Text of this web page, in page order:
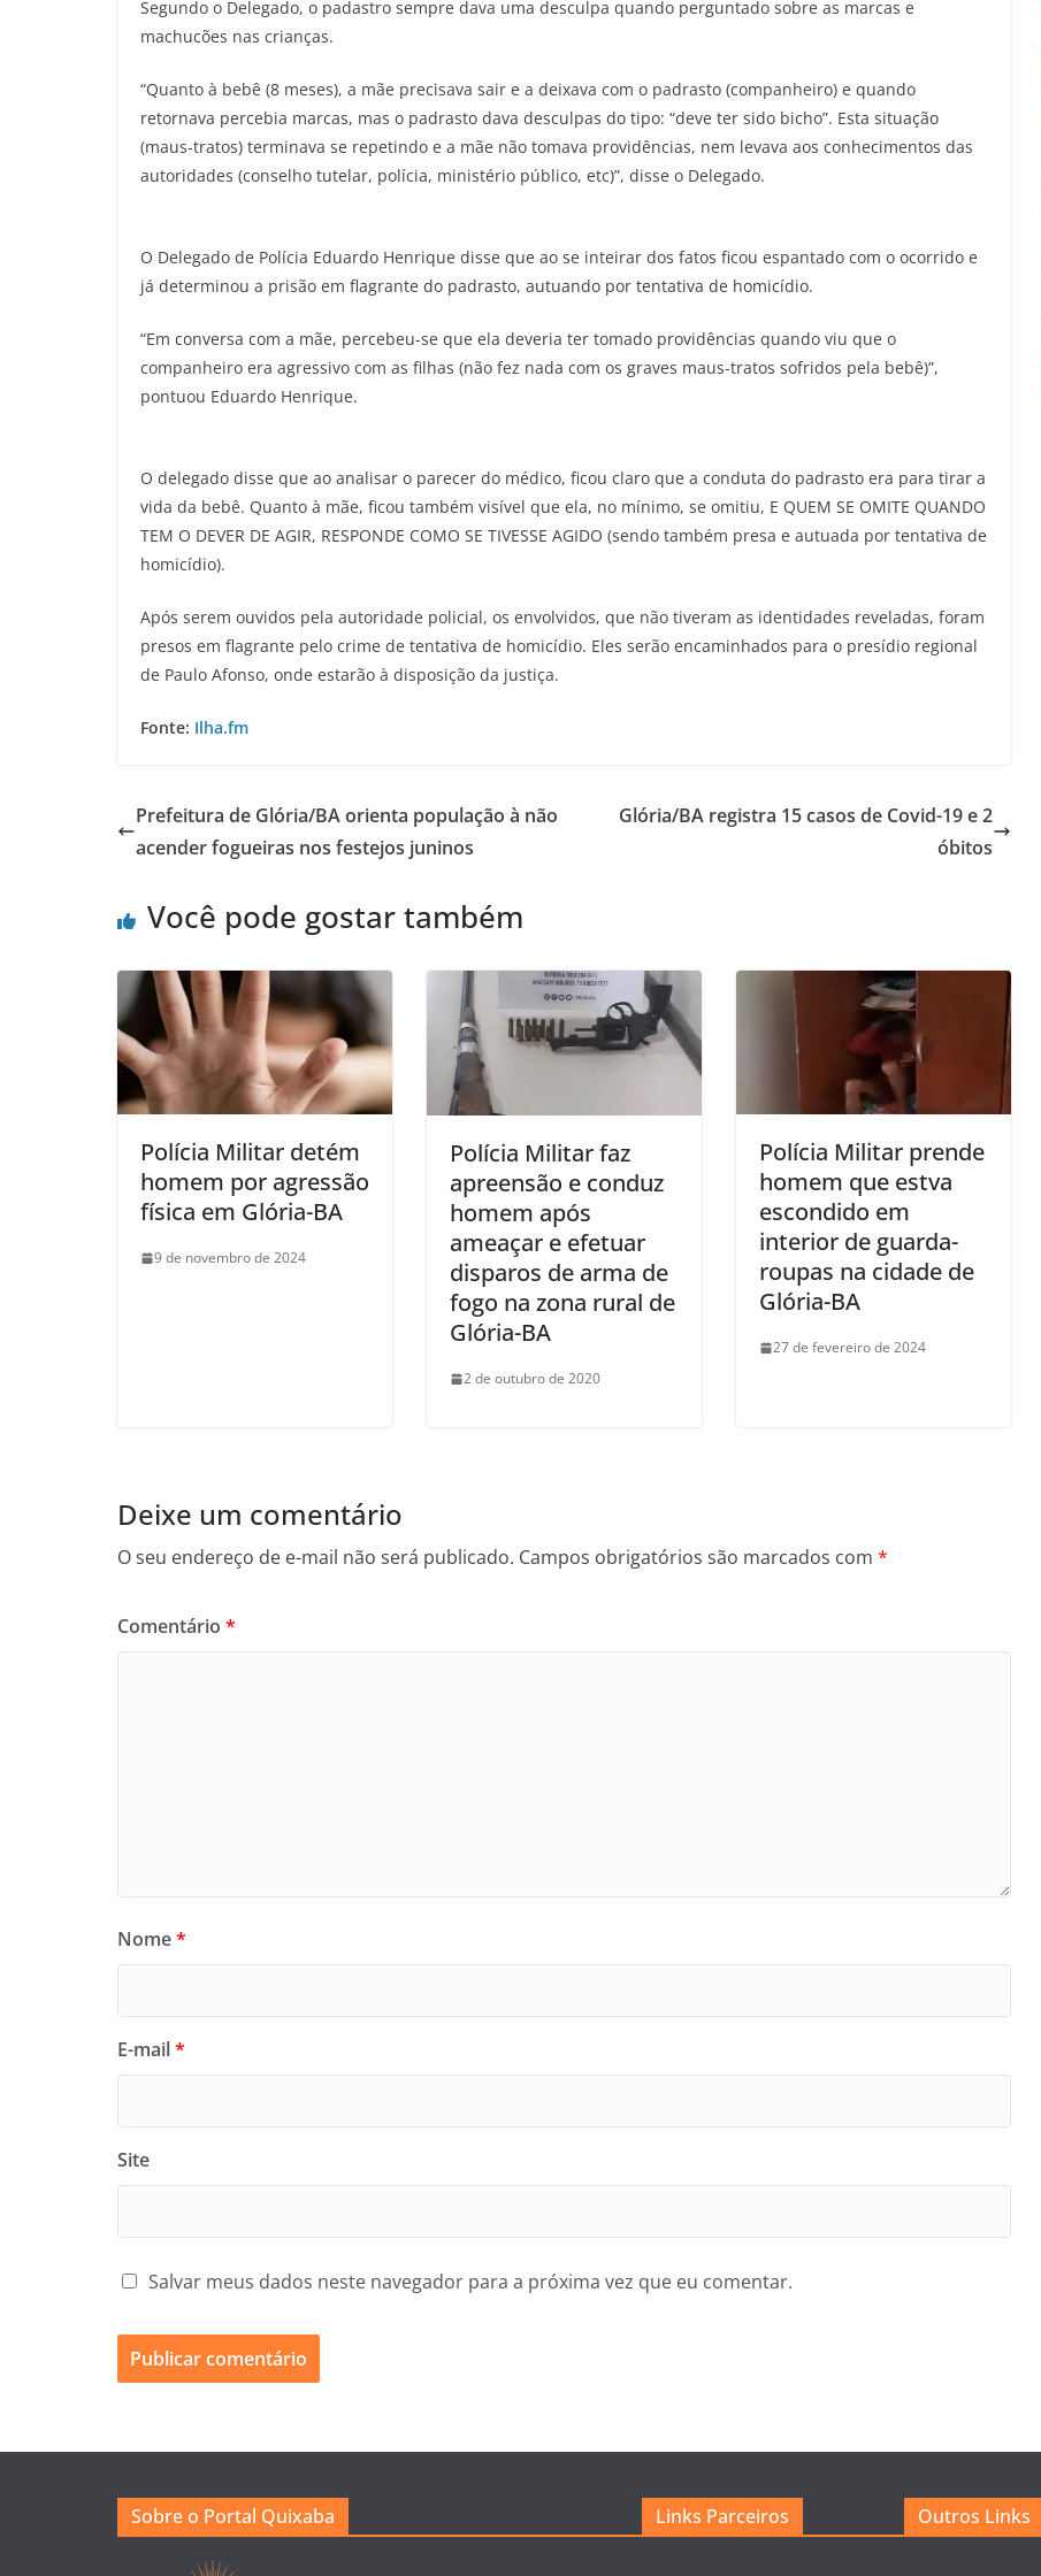
Segundo o Delegado, o padastro sempre dava uma desculpa quando perguntado sobre as marcas e
machucões nas crianças.
“Quanto à bebê (8 meses), a mãe precisava sair e a deixava com o padrasto (companheiro) e quando
retornava percebia marcas, mas o padrasto dava desculpas do tipo: “deve ter sido bicho”. Esta situação
(maus-tratos) terminava se repetindo e a mãe não tomava providências, nem levava aos conhecimentos das
autoridades (conselho tutelar, polícia, ministério público, etc)”, disse o Delegado.
O Delegado de Polícia Eduardo Henrique disse que ao se inteirar dos fatos ficou espantado com o ocorrido e
já determinou a prisão em flagrante do padrasto, autuando por tentativa de homicídio.
“Em conversa com a mãe, percebeu-se que ela deveria ter tomado providências quando viu que o
companheiro era agressivo com as filhas (não fez nada com os graves maus-tratos sofridos pela bebê)”,
pontuou Eduardo Henrique.
O delegado disse que ao analisar o parecer do médico, ficou claro que a conduta do padrasto era para tirar a
vida da bebê. Quanto à mãe, ficou também visível que ela, no mínimo, se omitiu, E QUEM SE OMITE QUANDO
TEM O DEVER DE AGIR, RESPONDE COMO SE TIVESSE AGIDO (sendo também presa e autuada por tentativa de
homicídio).
Após serem ouvidos pela autoridade policial, os envolvidos, que não tiveram as identidades reveladas, foram
presos em flagrante pelo crime de tentativa de homicídio. Eles serão encaminhados para o presídio regional
de Paulo Afonso, onde estarão à disposição da justiça.
Fonte: Ilha.fm
Prefeitura de Glória/BA orienta população à não
acender fogueiras nos festejos juninos
Glória/BA registra 15 casos de Covid-19 e 2
óbitos
Você pode gostar também
Polícia Militar detém
homem por agressão
física em Glória-BA
9 de novembro de 2024
Polícia Militar faz
apreensão e conduz
homem após
ameaçar e efetuar
disparos de arma de
fogo na zona rural de
Glória-BA
2 de outubro de 2020
Polícia Militar prende
homem que estva
escondido em
interior de guarda-
roupas na cidade de
Glória-BA
27 de fevereiro de 2024
Deixe um comentário
O seu endereço de e-mail não será publicado. Campos obrigatórios são marcados com *
Comentário *
Nome*
E-mail*
Site
Salvar meus dados neste navegador para a próxima vez que eu comentar.
Sobre o Portal Quixaba Links Parceiros Outros Links